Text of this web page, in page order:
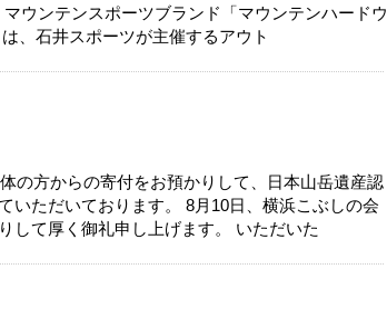
ウンテンスポーツブランド「マウンテンハードウ
、石井スポーツが主催するアウト
の方からの寄付をお預かりして、日本山岳遺産認
いただいております。 8月10日、横浜こぶしの会
して厚く御礼申し上げます。 いただいた